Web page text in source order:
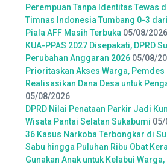
Perempuan Tanpa Identitas Tewas
Timnas Indonesia Tumbang 0-3
Piala AFF Masih Terbuka 05/08/2026
KUA-PPAS 2027 Disepakati, DPRD
Perubahan Anggaran 2026 05/08/
Prioritaskan Akses Warga, Pemdes
Realisasikan Dana Desa untuk
05/08/2026
DPRD Nilai Penataan Parkir Jadi
Wisata Pantai Selatan Sukabumi 05/
36 Kasus Narkoba Terbongkar di
Sabu hingga Puluhan Ribu Obat
Gunakan Anak untuk Kelabui